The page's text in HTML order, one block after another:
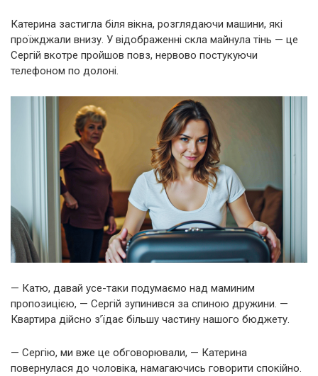
Катерина застигла біля вікна, розглядаючи машини, які
проїжджали внизу. У відображенні скла майнула тінь — це
Сергій вкотре пройшов повз, нервово постукуючи
телефоном по долоні.
— Катю, давай усе-таки подумаємо над маминим
пропозицією, — Сергій зупинився за спиною дружини. —
Квартира дійсно з’їдає більшу частину нашого бюджету.
— Сергію, ми вже це обговорювали, — Катерина
повернулася до чоловіка, намагаючись говорити спокійно.